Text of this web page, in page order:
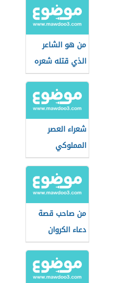
من هو الشاعر
الذي قتله شعره
شعراء العصر
المملوكي
من صاحب قصة
دعاء الكروان